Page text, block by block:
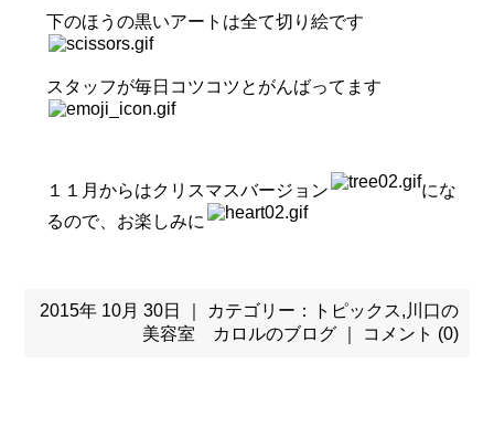
下のほうの黒いアートは全て切り絵です
スタッフが毎日コツコツとがんばってます
１１月からはクリスマスバージョン
にな
るので、お楽しみに
2015年 10月 30日 ｜ カテゴリー： トピックス, 川口の
美容室 カロルのブログ｜ コメント (0)